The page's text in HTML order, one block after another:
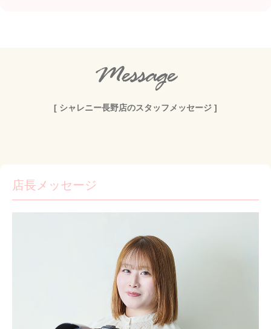
Message
[ シャレニー長野店のスタッフメッセージ ]
店長メッセージ